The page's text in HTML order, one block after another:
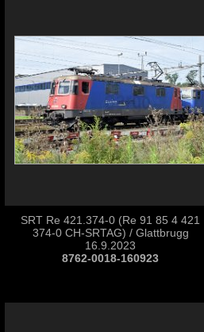
SRT Re 421.374-0 (Re 91 85 4 421
374-0 CH-SRTAG) / Glattbrugg
16.9.2023
8762-0018-160923